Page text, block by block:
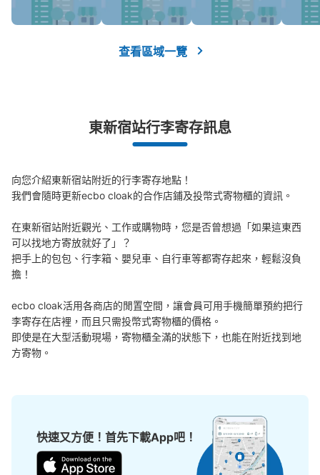
付款方式
現金
查看此投幣式儲物櫃的位置
副都心線東新宿駅 改札外コインロッカー
从東京メトロ東新宿站步行1分钟。
00:30
可保管的行李數
中等的
エコロパーク歌舞伎町第24コインロッカ
查看區域一覽
東新宿站行李寄存訊息
向您介紹東新宿站附近的行李寄存地點！
我們會隨時更新ecbo cloak的合作店鋪及投幣式寄物櫃的資訊。
在東新宿站附近觀光、工作或購物時，您是否曾想過「如果這東西
可以找地方寄放就好了」？
把手上的包包、行李箱、嬰兒車、自行車等都寄存起來，輕鬆沒負
擔！
ecbo cloak活用各商店的閒置空間，讓會員可用手機簡單預約把行
李寄存在店裡，而且只需投幣式寄物櫃的價格。
即使是在大型活動現場，寄物櫃全滿的狀態下，也能在附近找到地
方寄物。
快速又方便！首先下載App吧！